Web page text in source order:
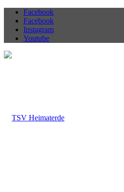
Facebook
Facebook
Instagram
Youtube